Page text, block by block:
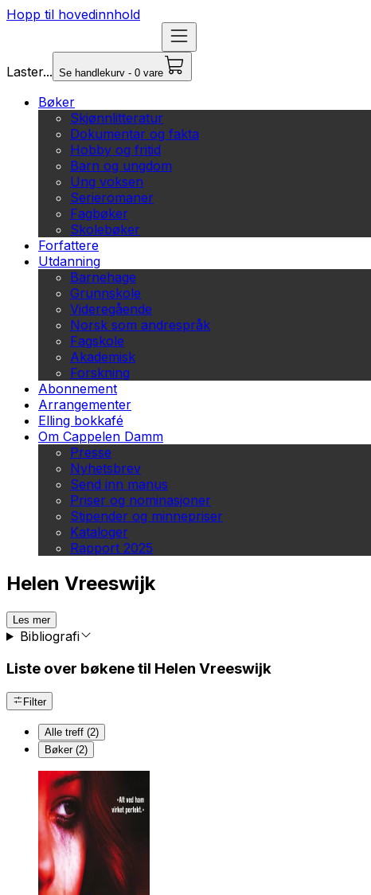
Hopp til hovedinnhold
Laster... Se handlekurv - 0 vare
Bøker
Skjønnlitteratur
Dokumentar og fakta
Hobby og fritid
Barn og ungdom
Ung voksen
Serieromaner
Fagbøker
Skolebøker
Forfattere
Utdanning
Barnehage
Grunnskole
Videregående
Norsk som andrespråk
Fagskole
Akademisk
Forskning
Abonnement
Arrangementer
Elling bokkafé
Om Cappelen Damm
Presse
Nyhetsbrev
Send inn manus
Priser og nominasjoner
Stipender og minnepriser
Kataloger
Rapport 2025
Helen Vreeswijk
Les mer
Bibliografi
Liste over bøkene til Helen Vreeswijk
Filter
Alle treff (2)
Bøker (2)